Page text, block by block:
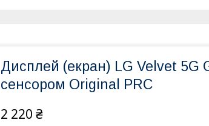
Дисплей (екран) LG Velvet 5G
сенсором Original PRC
2 220 ₴